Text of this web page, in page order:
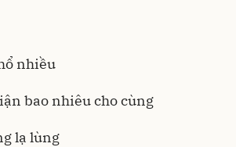
nhiều
bao nhiêu cho cùng
lạ lùng